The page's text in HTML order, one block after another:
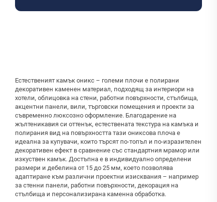
Естественият камък оникс – големи плочи е полирани
декоративен каменен материал, подходящ за интериори на
хотели, облицовка на стени, работни повърхности, стълбища,
акцентни панели, вили, търговски помещения и проекти за
съвременно люксозно оформление. Благодарение на
жълтеникавия си оттенък, естествената текстура на камъка и
полирания вид на повърхността тази ониксова плоча е
идеална за купувачи, които търсят по-топъл и по-изразителен
декоративен ефект в сравнение със стандартния мрамор или
изкуствен камък. Достъпна е в индивидуално определени
размери и дебелина от 15 до 25 мм, което позволява
адаптиране към различни проектни изисквания – например
за стенни панели, работни повърхности, декорация на
стълбища и персонализирана каменна обработка.